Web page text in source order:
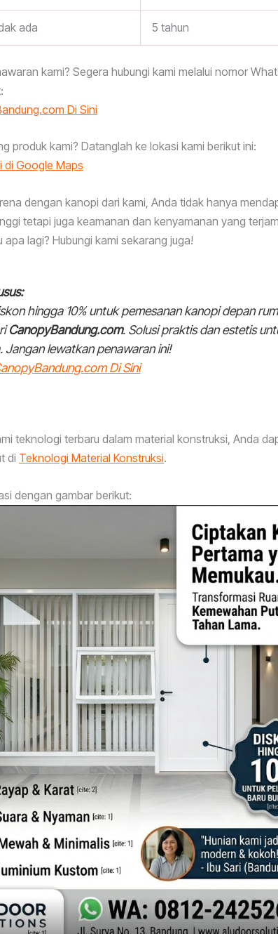
ada 5 tahun
kami? Segera hubungi kami melalui nomor
Di Sini
produk kami? Datanglah ke lokasi kami berikut ini:
di Google Maps
dengan kanopi dari kami, Anda tidak hanya
tetapi juga keamanan dan kenyamanan yang
apa lagi? Hubungi kami sekarang juga!
hingga 10% untuk pemesanan kanopi depan
CanopyBandung.com. Solusi praktis dan estetis
Jangan lewatkan penawaran ini!
Di Sini
teknologi terbaru dalam material konstruksi, Anda
di Teknologi Material Konstruksi.
dengan gambar berikut: